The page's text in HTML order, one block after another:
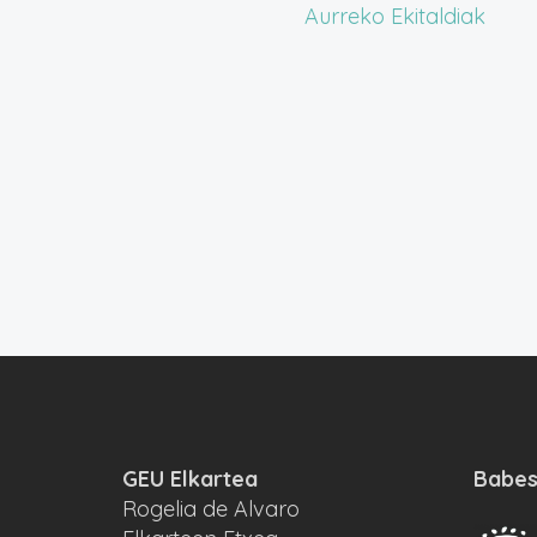
Aurreko Ekitaldiak
GEU Elkartea
Rogelia de Alvaro